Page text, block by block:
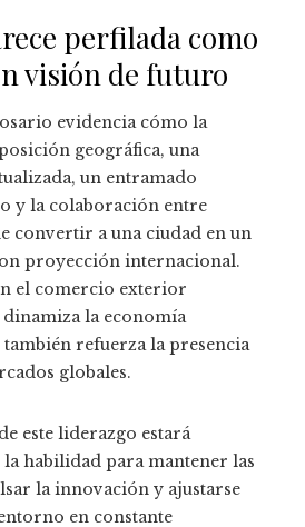
perfilada como
visión de futuro
evidencia cómo la
geográfica, una
un entramado
y la colaboración entre
convertir a una ciudad en un
proyección internacional.
el comercio exterior
la economía
refuerza la presencia
globales.
este liderazgo estará
habilidad para mantener las
la innovación y ajustarse
en constante